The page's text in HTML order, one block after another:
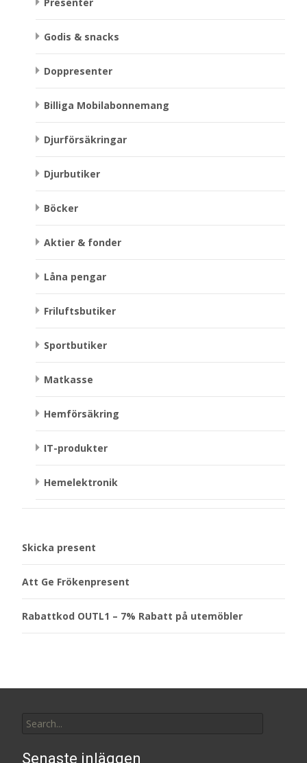
Godis & snacks
Doppresenter
Billiga Mobilabonnemang
Djurförsäkringar
Djurbutiker
Böcker
Aktier & fonder
Låna pengar
Friluftsbutiker
Sportbutiker
Matkasse
Hemförsäkring
IT-produkter
Hemelektronik
Skicka present
Att Ge Frökenpresent
Rabattkod OUTL1 – 7% Rabatt på utemöbler
for:
Senaste inläggen